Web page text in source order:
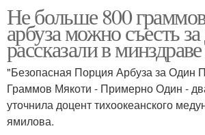
Не больше 800
арбуза можно съесть
рассказали в
"Безопасная Порция Арбуза за Один
Граммов Мякоти - Примерно Один -
уточнила доцент тихоокеанского
ямилова.